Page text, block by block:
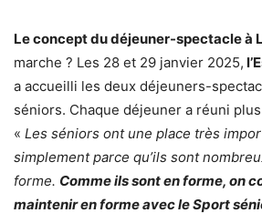
Le concept du déjeuner-spectacle à
marche ? Les 28 et 29 janvier 2025,
a accueilli les deux déjeuners-
séniors. Chaque déjeuner a réuni
« Les séniors ont une place très
simplement parce qu’ils sont
forme. Comme ils sont en forme, on
maintenir en forme avec le Sport